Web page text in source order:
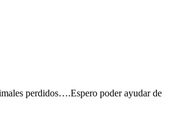
perdidos….Espero poder ayudar de